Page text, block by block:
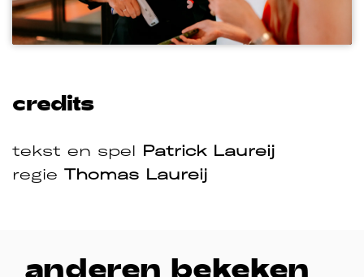
credits
tekst en spel Patrick Laureij
regie Thomas Laureij
anderen bekeken